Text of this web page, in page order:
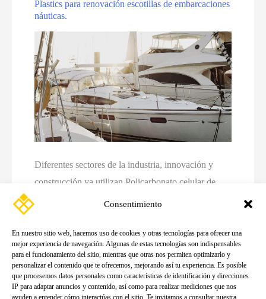
Consentimiento
En nuestro sitio web, hacemos uso de cookies y otras tecnologías para ofrecer una
mejor experiencia de navegación. Algunas de estas tecnologías son indispensables
para el funcionamiento del sitio, mientras que otras nos permiten optimizarlo y
personalizar el contenido que te ofrecemos, mejorando así tu experiencia. Es posible
que procesemos datos personales como características de identificación y direcciones
IP para adaptar anuncios y contenido, así como para realizar mediciones que nos
ayuden a entender cómo interactúas con el sitio. Te invitamos a consultar nuestra
Plastics para renovación escotillas de embarcaciones
náuticas.
Diferentes sectores de la industria, innovación y
construcción ya utilizan Policarbonato celular de
Exolon y distribuido por VINK Plastics
Squalo
Marine,
apuesta
por
Read More »